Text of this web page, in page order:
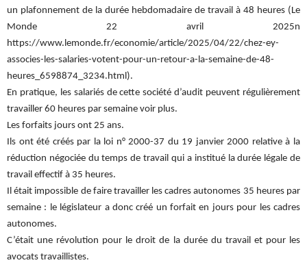
un plafonnement de la durée hebdomadaire de travail à 48 heures (Le
Monde 22 avril 2025n
https://www.lemonde.fr/economie/article/2025/04/22/chez-ey-
associes-les-salaries-votent-pour-un-retour-a-la-semaine-de-48-
heures_6598874_3234.html).
En pratique, les salariés de cette société d’audit peuvent régulièrement
travailler 60 heures par semaine voir plus.
Les forfaits jours ont 25 ans.
Ils ont été créés par la loi n° 2000-37 du 19 janvier 2000 relative à la
réduction négociée du temps de travail qui a institué la durée légale de
travail effectif à 35 heures.
Il était impossible de faire travailler les cadres autonomes 35 heures par
semaine : le législateur a donc créé un forfait en jours pour les cadres
autonomes.
C’était une révolution pour le droit de la durée du travail et pour les
avocats travaillistes.